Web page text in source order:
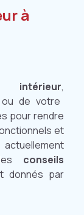
à
intérieur,
ou de votre
pour rendre
et
conseils
donnés par